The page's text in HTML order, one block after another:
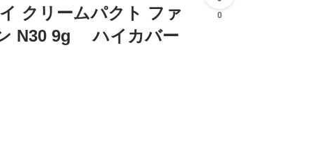
クリームパクト ファ
N30 9g ハイカバー
0